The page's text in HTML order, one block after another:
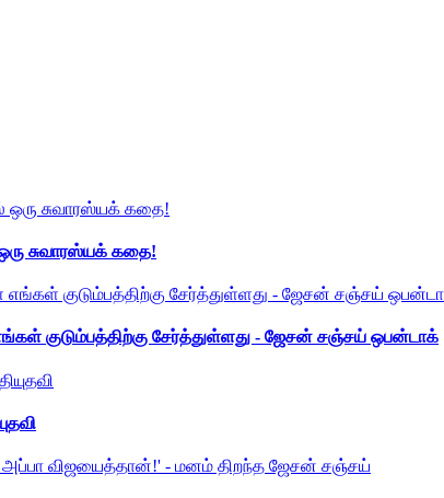
சுவாரஸ்யக் கதை!
குடும்பத்திற்கு சேர்த்துள்ளது - ஜேசன் சஞ்சய் ஒபன்டாக்